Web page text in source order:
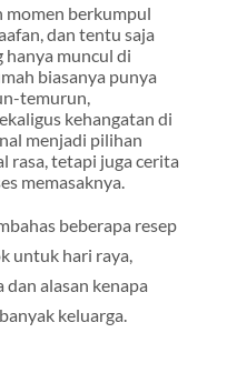
momen berkumpul
dan tentu saja
hanya muncul di
biasanya punya
temurun,
kehangatan di
menjadi pilihan
rasa, tetapi juga cerita
memasaknya.
beberapa resep
untuk hari raya,
dan alasan kenapa
keluarga.